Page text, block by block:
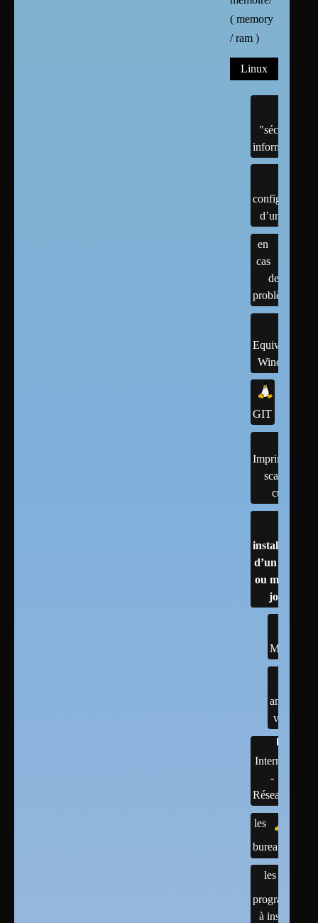
( memory
/ ram )
Linux
"sécurité"
informatique
configuration
d’un linux
en
cas
de
problème
Equivalents
Windows
GIT
Imprimantes,
scanner,
cups
installation
d’un linux
ou mises à
jour
MINT
anciennes
versions
Internet
-
Réseaux
les
bureaux
les
programmes
à installer